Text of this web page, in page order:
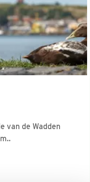
van de Wadden